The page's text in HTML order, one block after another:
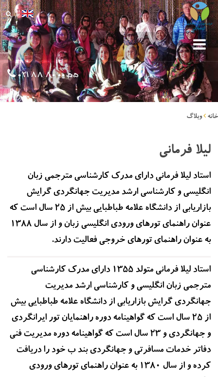
021 88 80 00 55
خانه وبلاگ
لیلا فرمانی
استاد لیلا فرمانی دارای مدرک کارشناسی مترجمی زبان
انگلیسی و کارشناسی ارشد مدیریت جهانگردی گرایش
بازاریابی از دانشگاه علامه طباطبایی بیش از 25 سال است که
عنوان راهنمای تورهای ورودی انگلیسی زبان و از سال 1388
به عنوان راهنمای تورهای خروجی فعالیت دارند.
استاد لیلا فرمانی متولد 1355 دارای مدرک کارشناسی
مترجمی زبان انگلیسی و کارشناسی ارشد مدیریت
جهانگردی گرایش بازاریابی از دانشگاه علامه طباطبایی بیش
از 25 سال است که گواهینامه دوره راهنمایان تور ایرانگردی
و جهانگردی و 23 سال است که گواهینامه دوره مدیریت فنی
دفاتر خدمات مسافرتی و جهانگردی بند ب خود را دریافت
کرده و از سال 1380 به عنوان راهنمای تورهای ورودی